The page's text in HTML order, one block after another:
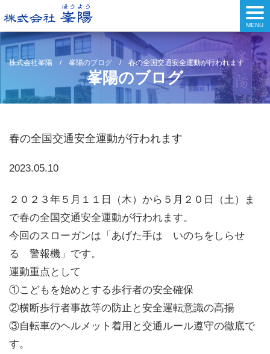
MENU
株式会社峯陽 / 峯陽のブログ / 春の全国交通安全運動が行われます
峯陽のブログ
春の全国交通安全運動が行われます
2023.05.10
２０２３年５月１１日（木）から５月２０日（土）ま
で春の全国交通安全運動が行われます。
今回のスローガンは「あげた手は いのちをしらせ
る 警報機」です。
運動重点として
①こどもを始めとする歩行者の安全確保
②横断歩行者事故等の防止と安全運転意識の高揚
③自転車のヘルメット着用と交通ルール遵守の徹底で
す。